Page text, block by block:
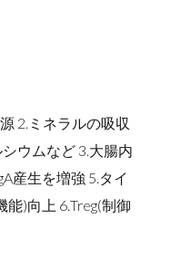
2.ミネラルの吸収
ウムなど 3.大腸内
産生を増強 5.タイ
能)向上 6.Treg(制御